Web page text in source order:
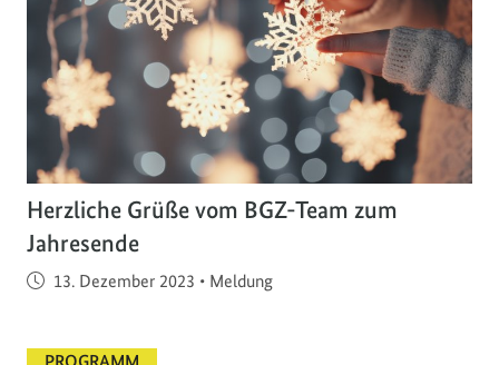
Herzliche Grüße vom BGZ-Team zum
Jahresende
Veröffentlicht am
13. Dezember 2023 • Meldung